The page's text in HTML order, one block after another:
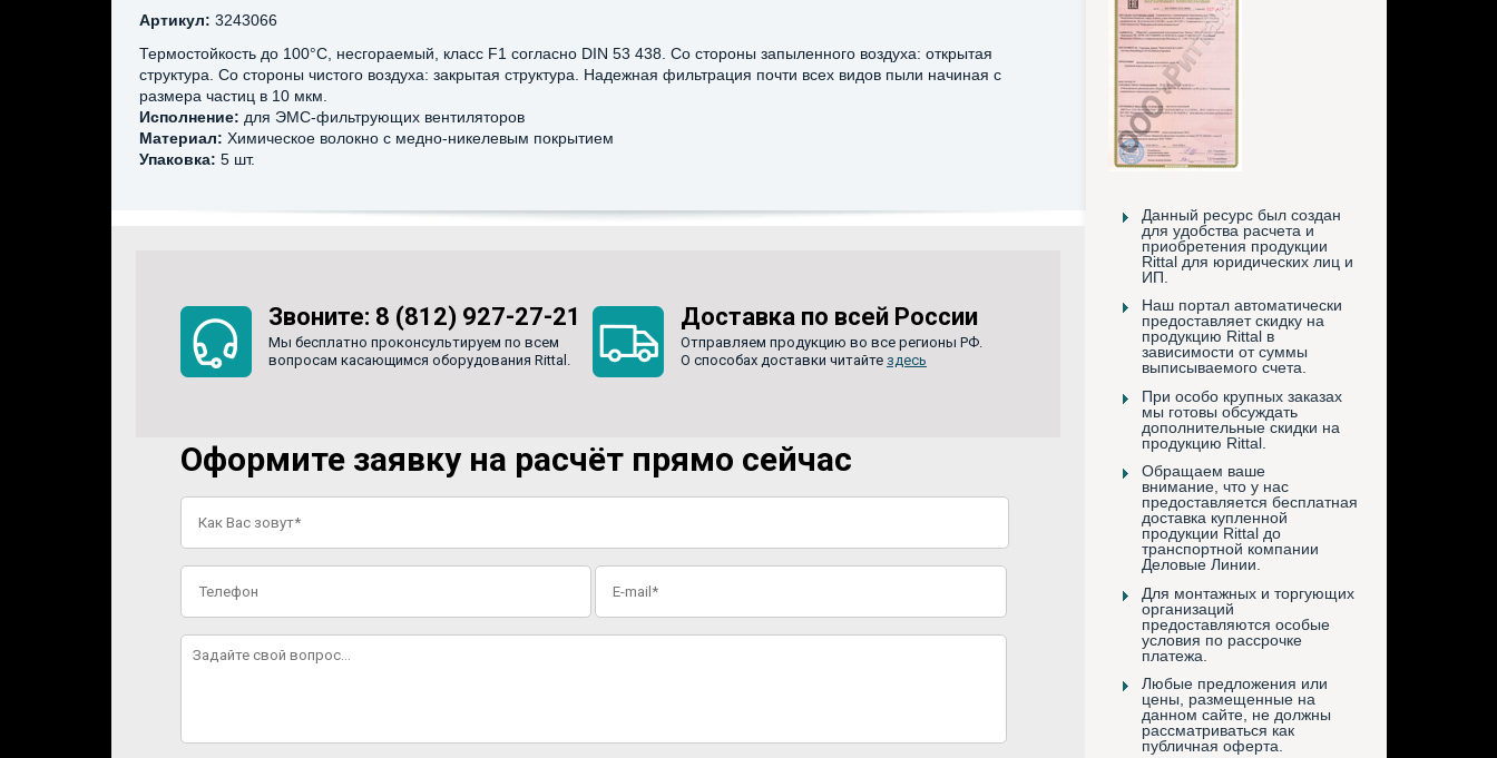
Данный ресурс был создан
для удобства расчета и
приобретения продукции
Rittal для юридических лиц и
ИП.
Наш портал автоматически
предоставляет скидку на
продукцию Rittal в
зависимости от суммы
выписываемого счета.
При особо крупных заказах
мы готовы обсуждать
дополнительные скидки на
продукцию Rittal.
Обращаем ваше
внимание, что у нас
предоставляется бесплатная
доставка купленной
продукции Rittal до
транспортной компании
Деловые Линии.
Для монтажных и торгующих
организаций
предоставляются особые
условия по рассрочке
платежа.
Любые предложения или
цены, размещенные на
данном сайте, не должны
рассматриваться как
публичная оферта.
Артикул: 3243066
Термостойкость до 100°C, несгораемый, класс F1 согласно DIN 53 438. Со стороны запыленного воздуха: открытая
структура. Со стороны чистого воздуха: закрытая структура. Надежная фильтрация почти всех видов пыли начиная с
размера частиц в 10 мкм.
Исполнение: для ЭМС-фильтрующих вентиляторов
Материал: Химическое волокно с медно-никелевым покрытием
Упаковка: 5 шт.
Звоните: 8 (812) 927-27-21
Мы бесплатно проконсультируем по всем
вопросам касающимся оборудования Rittal.
Доставка по всей России
Отправляем продукцию во все регионы РФ.
О способах доставки читайте здесь
Оформите заявку на расчёт прямо сейчас